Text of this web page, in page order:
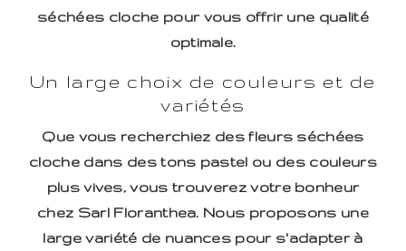
séchées cloche pour vous offrir une qualité
optimale.
Un large choix de couleurs et de
variétés
Que vous recherchiez des fleurs séchées
cloche dans des tons pastel ou des couleurs
plus vives, vous trouverez votre bonheur
chez Sarl Floranthea. Nous proposons une
large variété de nuances pour s'adapter à